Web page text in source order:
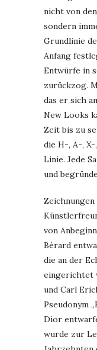
nicht von
sondern
Grundlinie
Anfang
Entwürfe in
zurückzog.
das er sich
New Looks
Zeit bis zu
die H-, A-,
Linie. Jede
und
von
Bérard
die an der
eingerichtet
und Carl
Pseudonym
Dior
wurde zur